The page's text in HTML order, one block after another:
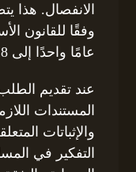
الانفصال. هذا
وفقًا للقانون
عامًا واحدًا إلى 18 شهرًا.
عند تقديم
المستندات
والإثباتات
التفكير في